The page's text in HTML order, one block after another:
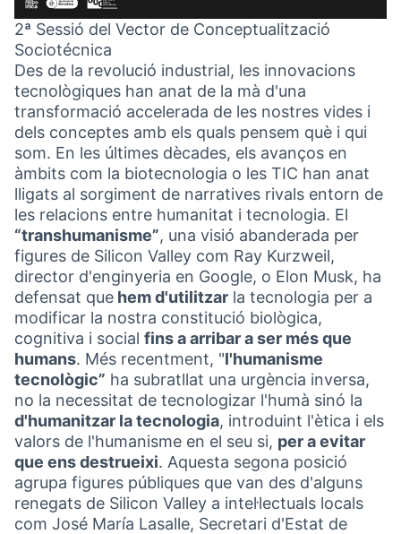
2ª Sessió del Vector de Conceptualització
Sociotécnica
Des de la revolució industrial, les innovacions
tecnològiques han anat de la mà d'una
transformació accelerada de les nostres vides i
dels conceptes amb els quals pensem què i qui
som. En les últimes dècades, els avanços en
àmbits com la biotecnologia o les TIC han anat
lligats al sorgiment de narratives rivals entorn de
les relacions entre humanitat i tecnologia. El
“transhumanisme”, una visió abanderada per
figures de Silicon Valley com Ray Kurzweil,
director d'enginyeria en Google, o Elon Musk, ha
defensat que hem d'utilitzar la tecnologia per a
modificar la nostra constitució biològica,
cognitiva i social fins a arribar a ser més que
humans. Més recentment, "l'humanisme
tecnològic” ha subratllat una urgència inversa,
no la necessitat de tecnologizar l'humà sinó la
d'humanitzar la tecnologia, introduint l'ètica i els
valors de l'humanisme en el seu si, per a evitar
que ens destrueixi. Aquesta segona posició
agrupa figures públiques que van des d'alguns
renegats de Silicon Valley a intel·lectuals locals
com José María Lasalle, Secretari d'Estat de